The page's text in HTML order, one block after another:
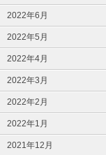
2022年6月
2022年5月
2022年4月
2022年3月
2022年2月
2022年1月
2021年12月